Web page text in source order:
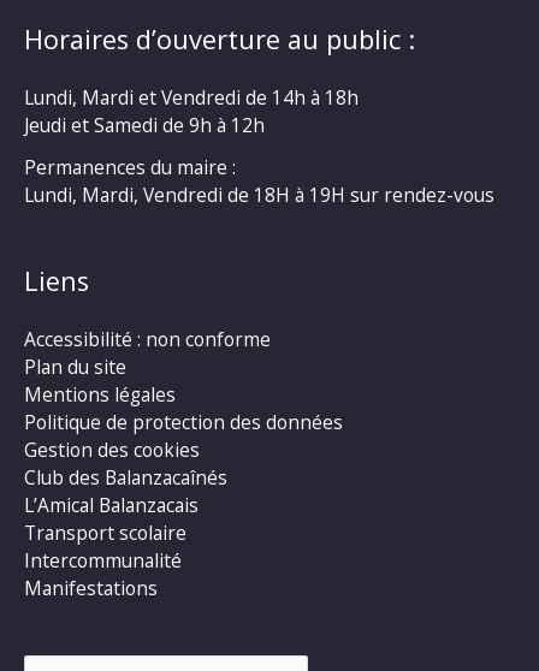
Horaires d’ouverture au public :
Lundi, Mardi et Vendredi de 14h à 18h
Jeudi et Samedi de 9h à 12h
Permanences du maire :
Lundi, Mardi, Vendredi de 18H à 19H sur rendez-vous
Liens
Accessibilité : non conforme
Plan du site
Mentions légales
Politique de protection des données
Gestion des cookies
Club des Balanzacaînés
L’Amical Balanzacais
Transport scolaire
Intercommunalité
Manifestations